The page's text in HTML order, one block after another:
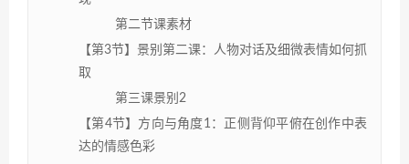
第二节课素材
【第3节】景别第二课：人物对话及细微表情如何抓
取
第三课景别2
【第4节】方向与角度1：正侧背仰平俯在创作中表
达的情感色彩